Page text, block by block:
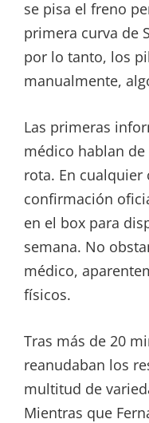
se pisa el freno
primera curva de
por lo tanto, los
manualmente,
Las primeras
médico hablan
rota. En cualquier
confirmación
en el box para
semana. No
médico,
físicos.
Tras más de 20
reanudaban los
multitud de
Mientras que